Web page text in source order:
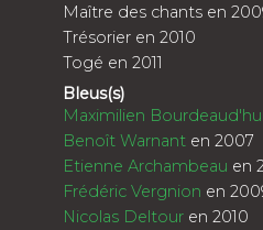
Maître des chants en
Trésorier en 2010
Togé en 2011
Bleus(s)
Maximilien
Benoît Warnant en 2007
Etienne Archambeau en
Frédéric Vergnion en
Nicolas Deltouren 2010